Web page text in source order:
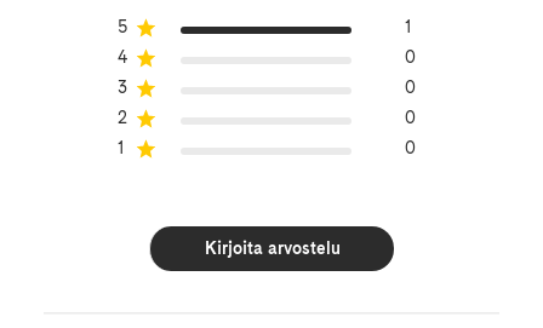
5
1
4
0
3
0
2
0
1
0
Kirjoita arvostelu